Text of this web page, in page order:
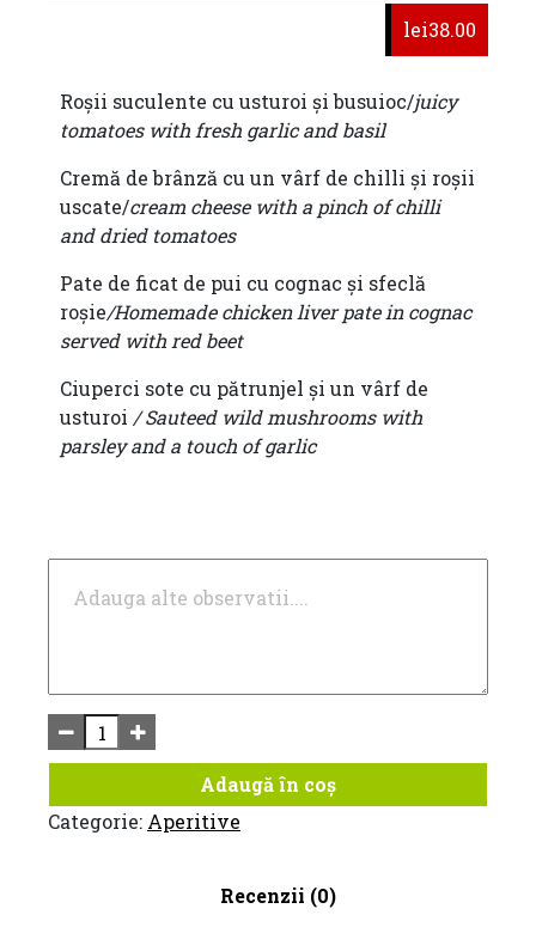
lei38.00
Roșii suculente cu usturoi și busuioc/juicy
tomatoes with fresh garlic and basil
Cremă de brânză cu un vârf de chilli și roșii
uscate/cream cheese with a pinch of chilli
and dried tomatoes
Pate de ficat de pui cu cognac și sfeclă
roșie/Homemade chicken liver pate in cognac
served with red beet
Ciuperci sote cu pătrunjel și un vârf de
usturoi / Sauteed wild mushrooms with
parsley and a touch of garlic
Adaugă în coș
Categorie: Aperitive
Recenzii (0)